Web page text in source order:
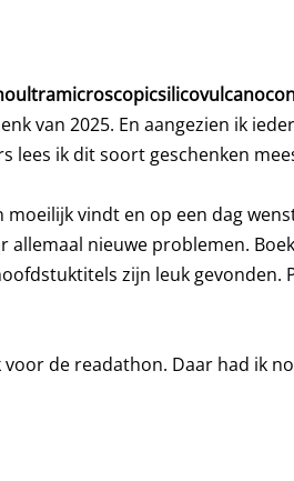
van 2025. En aangezien ik
lees ik dit soort geschenken
moeilijk vindt en op een dag
nieuwe problemen.
zijn leuk gevonden.
de readathon. Daar had ik